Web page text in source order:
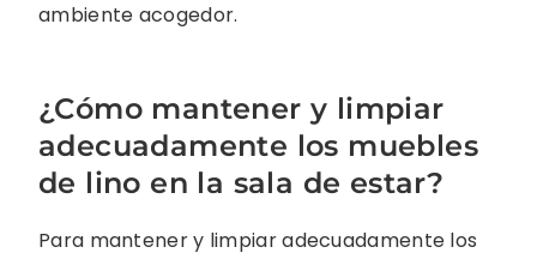
ambiente acogedor.
¿Cómo mantener y limpiar
adecuadamente los muebles
de lino en la sala de estar?
Para mantener y limpiar adecuadamente los